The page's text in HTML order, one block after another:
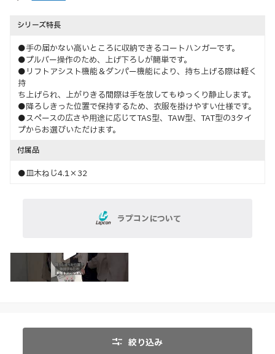
シリーズ特長
●手の届かない高いところに収納できるコートハンガーです。
●プルバー操作のため、上げ下ろしが簡単です。
●リフトアシスト機能＆ダンパー機能により、持ち上げる際は軽く
持
ち上げられ、上がりきる間際は手を放してもゆっくり静止します。
●降ろしきった位置で保持するため、衣服を掛けやすい仕様です。
●スペースの広さや用途に応じてTAS型、TAW型、TAT型の3タイ
プからお選びいただけます。
付属品
●皿木ねじ4.1×32
ラプコンについて
絞り込み